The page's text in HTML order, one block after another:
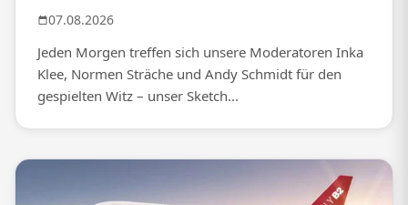
07.08.2026
Jeden Morgen treffen sich unsere Moderatoren Inka
Klee, Normen Sträche und Andy Schmidt für den
gespielten Witz – unser Sketch...